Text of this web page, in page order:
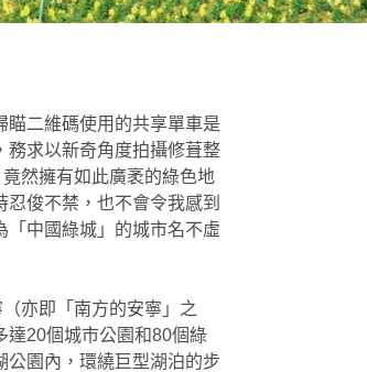
瞄二維碼使用的共享單車是
務求以新奇角度拍攝修葺整
然擁有如此廣袤的綠色地
俊不禁，也不會令我感到
「中國綠城」的城市名不虛
亦即「南方的安寧」之
達20個城市公園和80個綠
公園內，環繞巨型湖泊的步